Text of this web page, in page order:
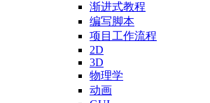
渐进式教程
编写脚本
项目工作流程
2D
3D
物理学
动画